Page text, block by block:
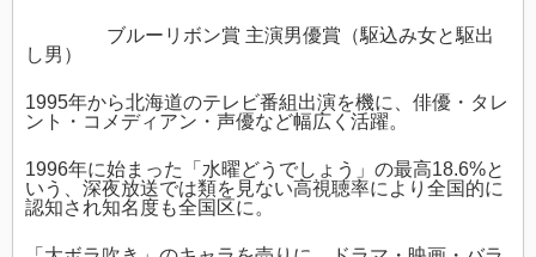
ブルーリボン賞 主演男優賞（駆込み女と駆出
し男）
1995年から北海道のテレビ番組出演を機に、俳優・タレ
ント・コメディアン・声優など幅広く活躍。
1996年に始まった「水曜どうでしょう」の最高18.6%と
いう、深夜放送では類を見ない高視聴率により全国的に
認知され知名度も全国区に。